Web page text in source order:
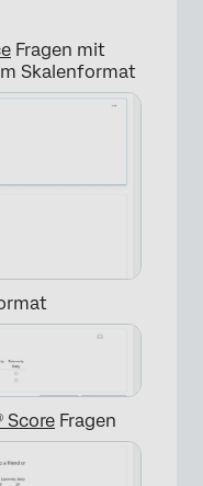
Fragen mit
Skalenformat
Score Fragen